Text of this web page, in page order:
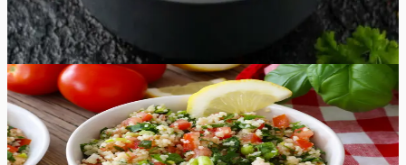
37min
12tk
Keskmine
Hinnang:(3)
Tabbouleh
Tabbouleh on populaarne Liibanonist pärit tervislik salat,